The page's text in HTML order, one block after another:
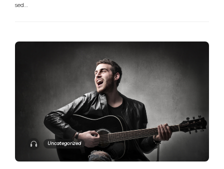
sed…
Uncategorized